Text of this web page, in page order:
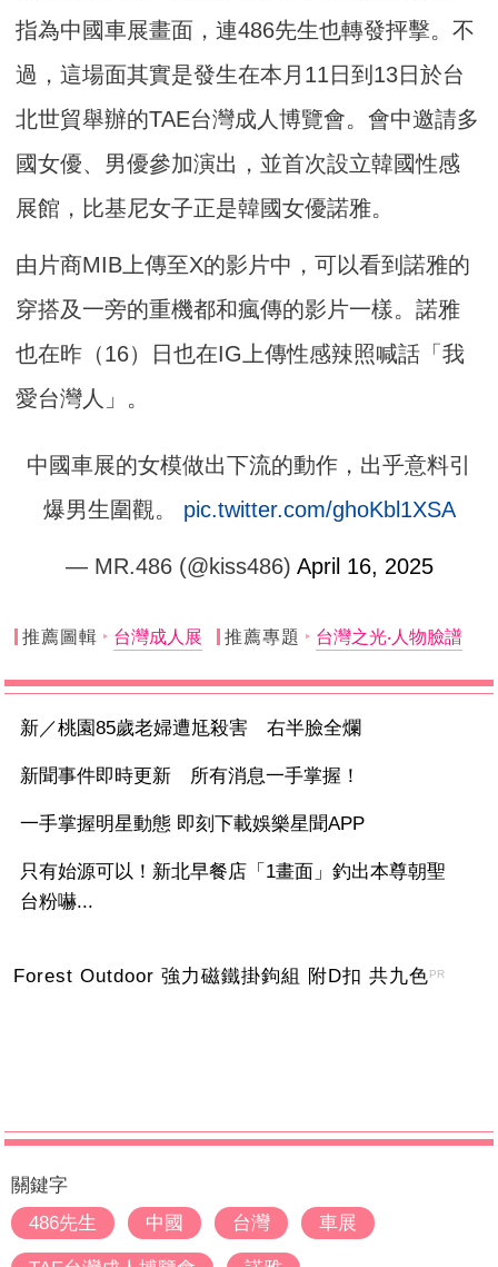
指為中國車展畫面，連486先生也轉發抨擊。不
過，這場面其實是發生在本月11日到13日於台
北世貿舉辦的TAE台灣成人博覽會。會中邀請多
國女優、男優參加演出，並首次設立韓國性感
展館，比基尼女子正是韓國女優諾雅。
由片商MIB上傳至X的影片中，可以看到諾雅的
穿搭及一旁的重機都和瘋傳的影片一樣。諾雅
也在昨（16）日也在IG上傳性感辣照喊話「我
愛台灣人」。
中國車展的女模做出下流的動作，出乎意料引
爆男生圍觀。 pic.twitter.com/ghoKbl1XSA
— MR.486 (@kiss486) April 16, 2025
推薦圖輯 台灣成人展 推薦專題 台灣之光‧人物臉譜
新／桃園85歲老婦遭尪殺害 右半臉全爛
新聞事件即時更新 所有消息一手掌握！
一手掌握明星動態 即刻下載娛樂星聞APP
只有始源可以！新北早餐店「1畫面」釣出本尊朝聖
台粉嚇...
Forest Outdoor 強力磁鐵掛鉤組 附D扣 共九色PR
關鍵字
486先生
中國 台灣 車展